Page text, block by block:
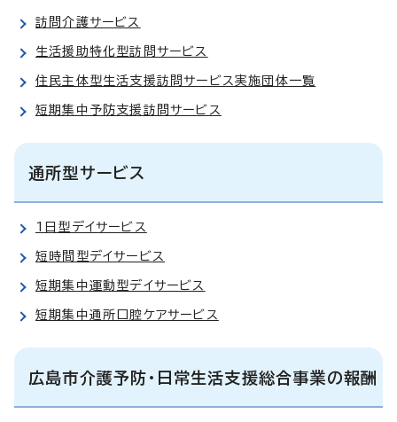
訪問介護サービス
生活援助特化型訪問サービス
住民主体型生活支援訪問サービス実施団体一覧
短期集中予防支援訪問サービス
通所型サービス
1日型デイサービス
短時間型デイサービス
短期集中運動型デイサービス
短期集中通所口腔ケアサービス
広島市介護予防・日常生活支援総合事業の報酬